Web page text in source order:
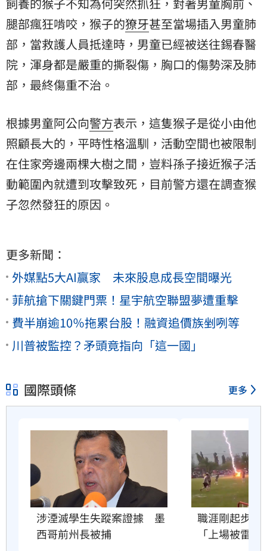
腿部瘋狂啃咬，猴子的獠牙甚至當場插入男童肺
部，當救護人員抵達時，男童已經被送往錫春醫
院，渾身都是嚴重的撕裂傷，胸口的傷勢深及肺
部，最終傷重不治。
根據男童阿公向警方表示，這隻猴子是從小由他
照顧長大的，平時性格溫馴，活動空間也被限制
在住家旁邊兩棵大樹之間，豈料孫子接近猴子活
動範圍內就遭到攻擊致死，目前警方還在調查猴
子忽然發狂的原因。
更多新聞：
外媒點5大AI贏家 未來股息成長空間曝光
菲航搶下關鍵門票！星宇航空聯盟夢遭重擊
費半崩逾10％拖累台股！融資追價族剉咧等
川普被監控？矛頭竟指向「這一國」
國際頭條 更多
涉湮滅學生失蹤案證據　墨
西哥前州長被捕
職涯剛起步　
「上場被雷劈